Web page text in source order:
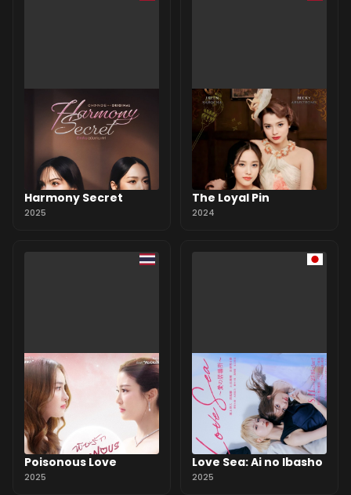
Harmony Secret
2025
The Loyal Pin
2024
Poisonous Love
2025
Love Sea: Ai no Ibasho
2025